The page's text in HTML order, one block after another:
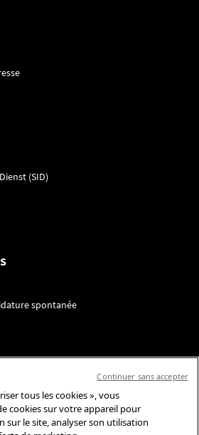
(SID)
spontanée
tous les cookies », vous
cookies sur votre appareil pour
sur le site, analyser son utilisation
Continuer sans accepter